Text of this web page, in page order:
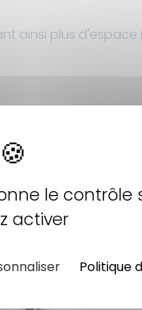
ainsi plus
le contrôle
activer
Politique